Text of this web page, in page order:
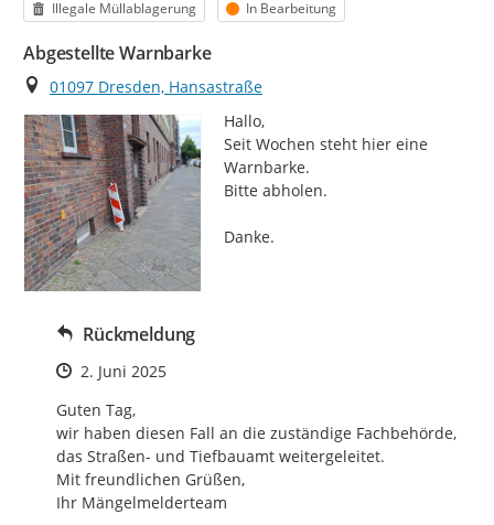
Kategorie
Illegale Müllablagerung Status
In Bearbeitung
Abgestellte Warnbarke
Ort
01097 Dresden, Hansastraße
Hallo,
Seit Wochen steht hier eine
Warnbarke.
Bitte abholen.
Danke.
Rückmeldung
Zeitpunkt des Erstellens
2. Juni 2025
Guten Tag,
wir haben diesen Fall an die zuständige Fachbehörde,
das Straßen- und Tiefbauamt weitergeleitet.
Mit freundlichen Grüßen,
Ihr Mängelmelderteam